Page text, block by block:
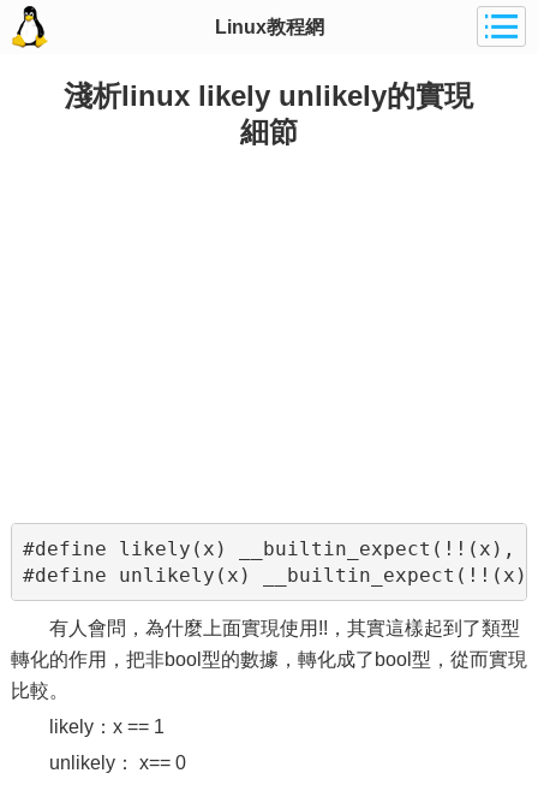
Linux教程網
淺析linux likely unlikely的實現
細節
#define likely(x)
#define unlikely(x)
有人會問，為什麼上面實現使用!!，其實這樣起到了類型
轉化的作用，把非bool型的數據，轉化成了bool型，從而實現
比較。
likely：x == 1
unlikely： x== 0